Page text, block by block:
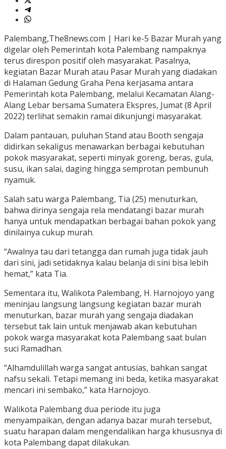
Palembang,The8news.com | Hari ke-5 Bazar Murah yang
digelar oleh Pemerintah kota Palembang nampaknya
terus direspon positif oleh masyarakat. Pasalnya,
kegiatan Bazar Murah atau Pasar Murah yang diadakan
di Halaman Gedung Graha Pena kerjasama antara
Pemerintah kota Palembang, melalui Kecamatan Alang-
Alang Lebar bersama Sumatera Ekspres, Jumat (8 April
2022) terlihat semakin ramai dikunjungi masyarakat.
Dalam pantauan, puluhan Stand atau Booth sengaja
didirkan sekaligus menawarkan berbagai kebutuhan
pokok masyarakat, seperti minyak goreng, beras, gula,
susu, ikan salai, daging hingga semprotan pembunuh
nyamuk.
Salah satu warga Palembang, Tia (25) menuturkan,
bahwa dirinya sengaja rela mendatangi bazar murah
hanya untuk mendapatkan berbagai bahan pokok yang
dinilainya cukup murah.
“Awalnya tau dari tetangga dan rumah juga tidak jauh
dari sini, jadi setidaknya kalau belanja di sini bisa lebih
hemat,” kata Tia.
Sementara itu, Walikota Palembang, H. Harnojoyo yang
meninjau langsung langsung kegiatan bazar murah
menuturkan, bazar murah yang sengaja diadakan
tersebut tak lain untuk menjawab akan kebutuhan
pokok warga masyarakat kota Palembang saat bulan
suci Ramadhan.
“Alhamdulillah warga sangat antusias, bahkan sangat
nafsu sekali. Tetapi memang ini beda, ketika masyarakat
mencari ini sembako,” kata Harnojoyo.
Walikota Palembang dua periode itu juga
menyampaikan, dengan adanya bazar murah tersebut,
suatu harapan dalam mengendalikan harga khususnya di
kota Palembang dapat dilakukan.